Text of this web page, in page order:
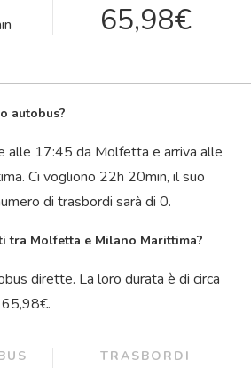
65,98€
autobus?
alle 17:45 da Molfetta e arriva alle
Ci vogliono 22h 20min, il suo
di trasbordi sarà di 0.
tra Molfetta e Milano Marittima?
dirette. La loro durata è di circa
TRASBORDI